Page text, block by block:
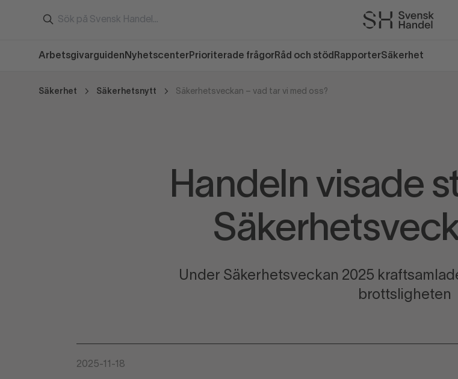
Arbetsgivarguiden Nyhetscenter Prioriterade frågor Råd och stöd RapporterSäkerhet
Säkerhet Säkerhetsnytt Säkerhetsveckan – vad tar vi med oss?
Handeln visade
Under Säkerhetsveckan 2025
brottsligheten
2025-11-18